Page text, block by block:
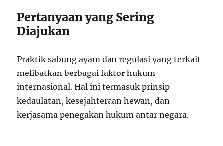
Pertanyaan yang Sering
Diajukan
Praktik sabung ayam dan regulasi yang terkait
melibatkan berbagai faktor hukum
internasional. Hal ini termasuk prinsip
kedaulatan, kesejahteraan hewan, dan
kerjasama penegakan hukum antar negara.